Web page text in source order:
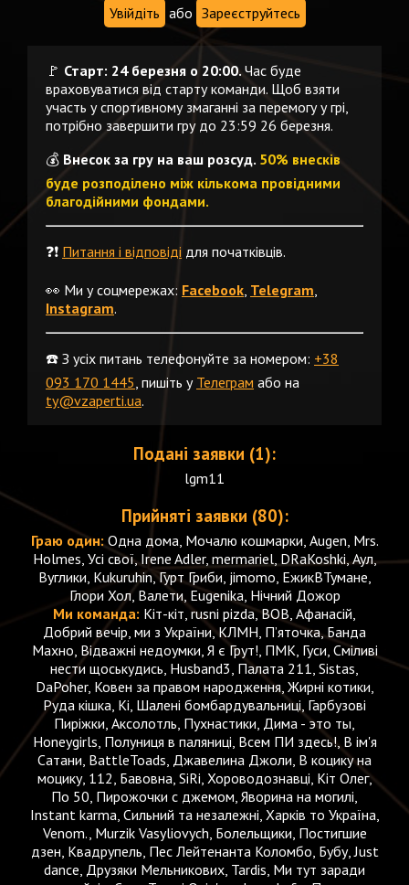
Увійдіть або Зареєструйтесь
🚩 Старт: 24 березня о 20:00.Час буде
враховуватися від старту команди. Щоб взяти
участь у спортивному змаганні за перемогу у грі,
потрібно завершити гру до 23:59 26 березня.
💰 Внесок за гру на ваш розсуд. 50% внесків
буде розподілено між кількома провідними
благодійними фондами.
❓❗️ Питання і відповіді для початківців.
👀 Ми у соцмережах: Facebook, Telegram,
Instagram.
☎️ З усіх питань телефонуйте за номером: +38
093 170 1445, пишіть у Телеграм або на
ty@vzaperti.ua.
Подані заявки (1):
lgm11
Прийняті заявки (80):
Граю один:Одна дома, Мочалю кошмарки, Augen, Mrs.
Holmes, Усі свої, Irene Adler, mermariel, DRaKoshki, Аул,
Вуглики, Kukuruhin, Гурт Гриби, jimomo, ЕжикВТумане,
Глори Хол, Валети, Eugenika, Нічний Дожор
Ми команда: Кіт-кіт, rusni pizda, BOB, Афанасій,
Добрий вечір, ми з України, КЛМН, Пʼяточка, Банда
Махно, Відважні недоумки, Я є Грут!, ПМК, Гуси, Сміливі
нести щоськудись, Husband3, Палата 211, Sistas,
DaPoher, Ковен за правом народження, Жирні котики,
Руда кішка, Кі, Шалені бомбардувальниці, Гарбузові
Пиріжки, Аксолотль, Пухнастики, Дима - это ты,
Honeygirls, Полуниця в паляниці, Всем ПИ здесь!, В ім'я
Сатани, BattleToads, Джавелина Джоли, В коцику на
моцику, 112, Бавовна, SiRi, Хороводознавці, Кіт Олег,
По 50, Пирожочки с джемом, Яворина на могилі,
Instant karma, Сильний та незалежні, Харків то Україна,
Venom., Murzik Vasyliovych, Болельщики, Постигшие
дзен, Квадрупель, Пес Лейтенанта Коломбо, Бубу, Just
dance, Друзяки Мельникових, Tardis, Ми тут заради